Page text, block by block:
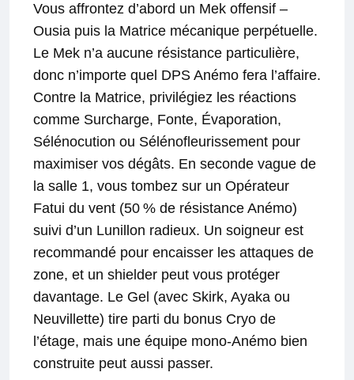
Vous affrontez d’abord un Mek offensif –
Ousia puis la Matrice mécanique perpétuelle.
Le Mek n’a aucune résistance particulière,
donc n’importe quel DPS Anémo fera l’affaire.
Contre la Matrice, privilégiez les réactions
comme Surcharge, Fonte, Évaporation,
Sélénocution ou Sélénofleurissement pour
maximiser vos dégâts. En seconde vague de
la salle 1, vous tombez sur un Opérateur
Fatui du vent (50 % de résistance Anémo)
suivi d’un Lunillon radieux. Un soigneur est
recommandé pour encaisser les attaques de
zone, et un shielder peut vous protéger
davantage. Le Gel (avec Skirk, Ayaka ou
Neuvillette) tire parti du bonus Cryo de
l’étage, mais une équipe mono-Anémo bien
construite peut aussi passer.